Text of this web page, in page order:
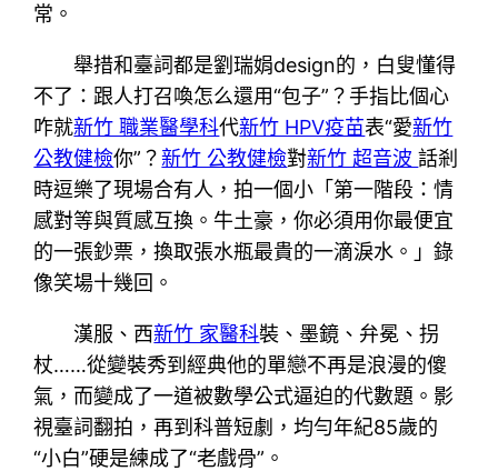
常。
舉措和臺詞都是劉瑞娟design的，白叟懂得
不了：跟人打召喚怎么還用“包子”？手指比個心
咋就新竹 職業醫學科代新竹 HPV疫苗表“愛新竹
公教健檢你”？新竹 公教健檢對新竹 超音波話剎
時逗樂了現場合有人，拍一個小「第一階段：情
感對等與質感互換。牛土豪，你必須用你最便宜
的一張鈔票，換取張水瓶最貴的一滴淚水。」錄
像笑場十幾回。
漢服、西新竹 家醫科裝、墨鏡、弁冕、拐
杖……從變裝秀到經典他的單戀不再是浪漫的傻
氣，而變成了一道被數學公式逼迫的代數題。影
視臺詞翻拍，再到科普短劇，均勻年紀85歲的
“小白”硬是練成了“老戲骨”。